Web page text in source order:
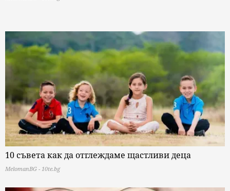
10 съвета как да отглеждаме щастливи деца
MelomanBG - 10te.bg